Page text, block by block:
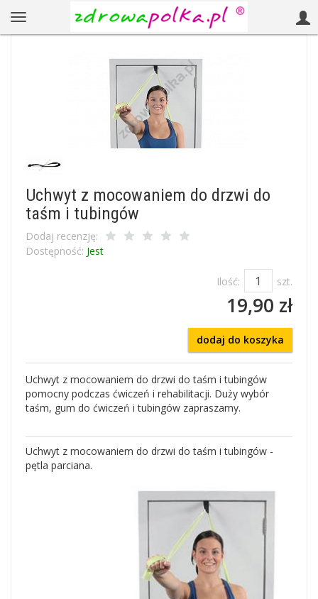
Uchwyt z mocowaniem do drzwi do
taśm i tubingów
Dodaj recenzję:
Dostępność: Jest
Ilość: szt.
19,90 zł
dodaj do koszyka
Uchwyt z mocowaniem do drzwi do taśm i tubingów
pomocny podczas ćwiczeń i rehabilitacji. Duży wybór
taśm, gum do ćwiczeń i tubingów zapraszamy.
Uchwyt z mocowaniem do drzwi do taśm i tubingów -
pętla parciana.